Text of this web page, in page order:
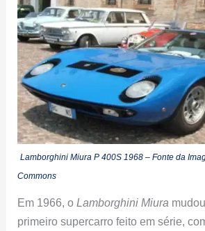
Lamborghini Miura P 400S 1968 – Fonte da
Commons
Em 1966, oLamborghini Miura
primeiro supercarro feito em série,